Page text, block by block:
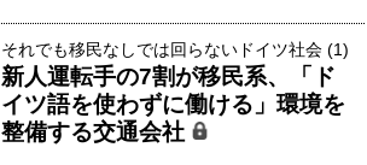
それでも移民なしでは回らないドイツ社会 (1)
新人運転手の7割が移民系、「ド
イツ語を使わずに働ける」環境を
整備する交通会社